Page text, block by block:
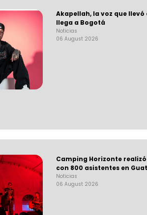
Akapellah, la voz que
llega a Bogotá
Noticias
06 August 2026
Camping Horizonte
con 800 asistentes en
Noticias
06 August 2026